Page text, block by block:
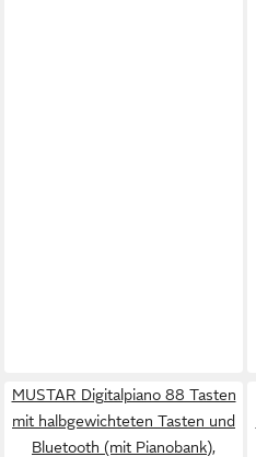
MUSTAR Digitalpiano 88 Tasten
mit halbgewichteten Tasten und
Bluetooth (mit Pianobank),